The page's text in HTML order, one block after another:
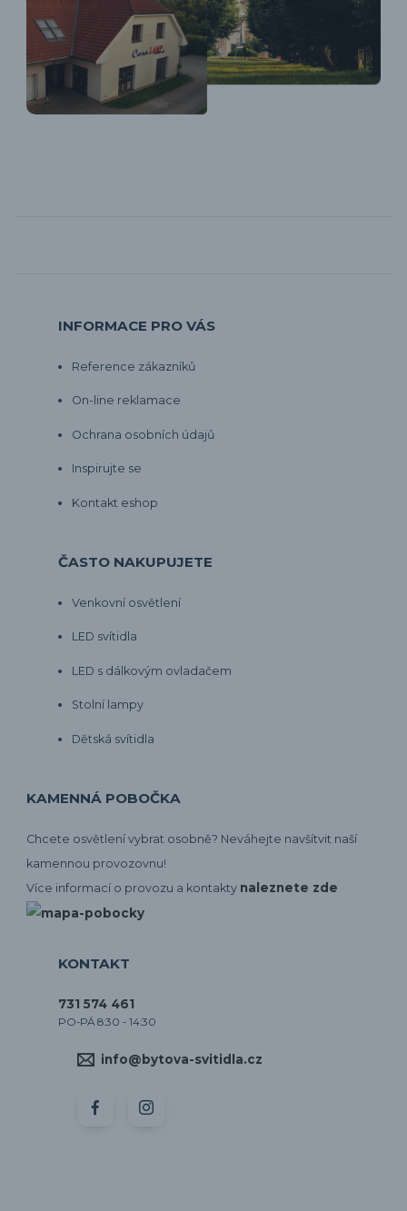
INFORMACE PRO VÁS
Reference zákazníků
On-line reklamace
Ochrana osobních údajů
Inspirujte se
Kontakt eshop
ČASTO NAKUPUJETE
Venkovní osvětlení
LED svítidla
LED s dálkovým ovladačem
Stolní lampy
Dětská svítidla
KAMENNÁ POBOČKA
Chcete osvětlení vybrat osobně? Neváhejte navšítvit naší
kamennou provozovnu!
Více informací o provozu a kontakty naleznete zde
KONTAKT
731 574 461
PO-PÁ 8:30 - 14:30
info@bytova-svitidla.cz